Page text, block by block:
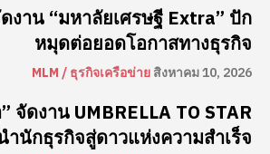
งาน “มหาลัยเศรษฐี Extra” ปัก
หมุดต่อยอดโอกาสทางธุรกิจ
MLM / ธุรกิจเครือข่ายสิงหาคม 10, 2026
จัดงาน UMBRELLA TO STAR
ำนักธุรกิจสู่ดาวแห่งความสำเร็จ